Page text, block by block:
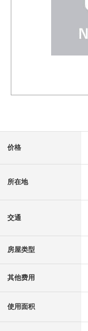
价格
所在地
交通
房屋类型
其他费用
使用面积